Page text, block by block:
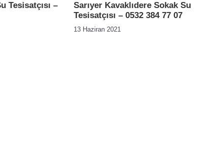
Tesisatçısı –
Sarıyer Kavaklıdere Sokak Su
Tesisatçısı – 0532 384 77 07
13 Haziran 2021